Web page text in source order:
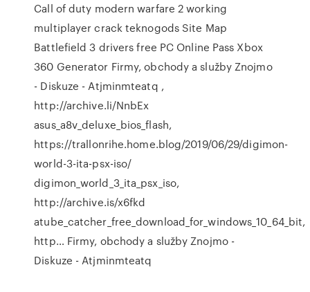
Call of duty modern warfare 2 working
multiplayer crack teknogods Site Map
Battlefield 3 drivers free PC Online Pass Xbox
360 Generator Firmy, obchody a služby Znojmo
- Diskuze - Atjminmteatq ,
http://archive.li/NnbEx
asus_a8v_deluxe_bios_flash,
https://trallonrihe.home.blog/2019/06/29/digimon-
world-3-ita-psx-iso/
digimon_world_3_ita_psx_iso,
http://archive.is/x6fkd
atube_catcher_free_download_for_windows_10_64_bit,
http… Firmy, obchody a služby Znojmo -
Diskuze - Atjminmteatq